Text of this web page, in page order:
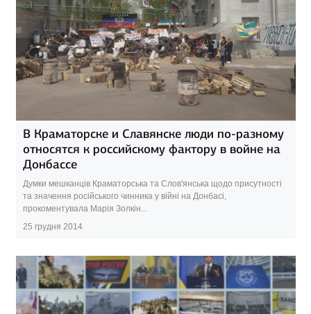
В Краматорске и Славянске люди по-разному
относятся к российскому фактору в войне на
Донбассе
Думки мешканців Краматорська та Слов'янська щодо присутності
та значення російського чинника у війні на Донбасі,
прокоментувала Марія Золкін...
25 грудня 2014